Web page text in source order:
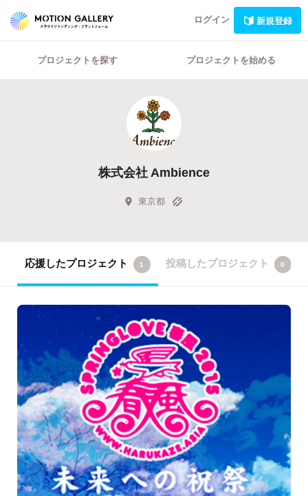
ログイン 新規登録
プロジェクトを探す プロジェクトを始める
株式会社 Ambience
東京都
応援したプロジェクト 1 投稿したプロジェクト 0